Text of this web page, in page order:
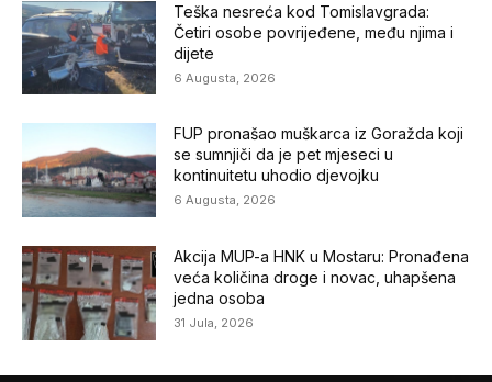
Teška nesreća kod Tomislavgrada:
Četiri osobe povrijeđene, među njima i
dijete
6 Augusta, 2026
FUP pronašao muškarca iz Goražda koji
se sumnjiči da je pet mjeseci u
kontinuitetu uhodio djevojku
6 Augusta, 2026
Akcija MUP-a HNK u Mostaru: Pronađena
veća količina droge i novac, uhapšena
jedna osoba
31 Jula, 2026